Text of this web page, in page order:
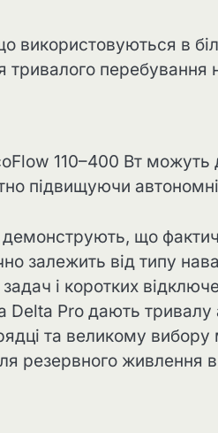
використовуються в
перебування
110–400 Вт
підвищуючи
демонструють, що
залежить від типу
і коротких
Delta Pro дають
та великому
резервного живлення в